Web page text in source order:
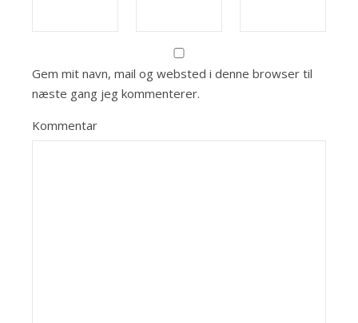
Gem mit navn, mail og websted i denne browser til
næste gang jeg kommenterer.
Kommentar